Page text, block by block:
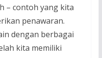
– contoh yang kita
penawaran.
dengan berbagai
kita memiliki